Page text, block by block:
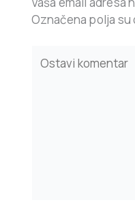
Označena polja su
here..